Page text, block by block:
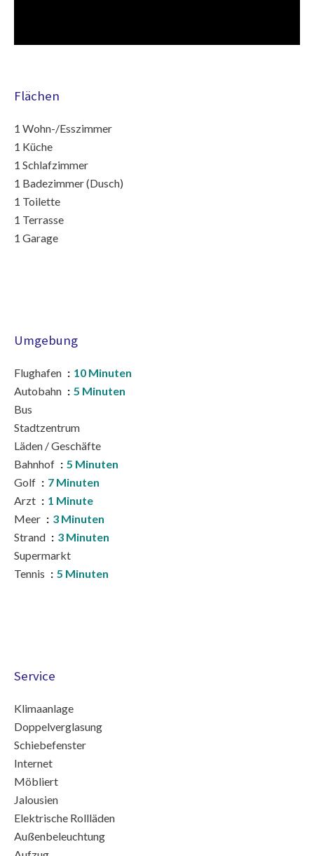
Flächen
1 Wohn-/Esszimmer
1 Küche
1 Schlafzimmer
1 Badezimmer (Dusch)
1 Toilette
1 Terrasse
1 Garage
Umgebung
Flughafen
10 Minuten
Autobahn
5 Minuten
Bus
Stadtzentrum
Läden / Geschäfte
Bahnhof
5 Minuten
Golf
7 Minuten
Arzt
1 Minute
Meer
3 Minuten
Strand
3 Minuten
Supermarkt
Tennis
5 Minuten
Service
Klimaanlage
Doppelverglasung
Schiebefenster
Internet
Möbliert
Jalousien
Elektrische Rollläden
Außenbeleuchtung